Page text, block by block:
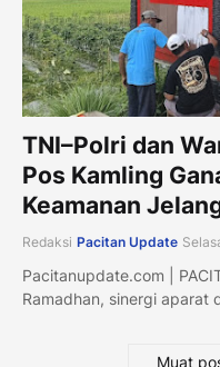
TNI–Polri dan
Pos Kamling
Keamanan
Redaksi Pacitan Update
Pacitanupdate.com |
Ramadhan, sinergi aparat
Muat